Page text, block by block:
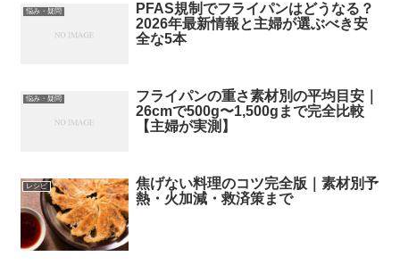
悩み・疑問
PFAS規制でフライパンはどうなる？
2026年最新情報と主婦が選ぶべき安
全な5本
悩み・疑問
フライパンの重さ素材別の平均目安｜
26cmで500g〜1,500gまで完全比較
【主婦が実測】
レシピ
焦げない料理のコツ完全版｜素材別予
熱・火加減・救済策まで